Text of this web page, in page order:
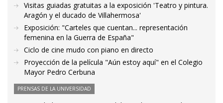
Visitas guiadas gratuitas a la exposición 'Teatro y pintura.
Aragón y el ducado de Villahermosa'
Exposición: "Carteles que cuentan... representación
femenina en la Guerra de España"
Ciclo de cine mudo con piano en directo
Proyección de la película "Aún estoy aquí" en el Colegio
Mayor Pedro Cerbuna
PRENSAS DE LA UNIVERSIDAD